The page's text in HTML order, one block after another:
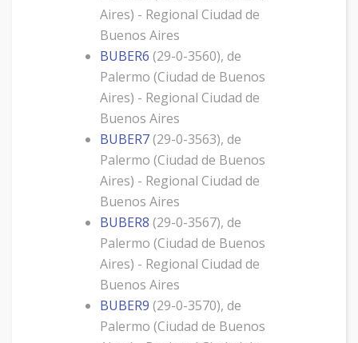
Aires) - Regional Ciudad de
Buenos Aires
BUBER6 (29-0-3560), de
Palermo (Ciudad de Buenos
Aires) - Regional Ciudad de
Buenos Aires
BUBER7(29-0-3563), de
Palermo (Ciudad de Buenos
Aires) - Regional Ciudad de
Buenos Aires
BUBER8 (29-0-3567), de
Palermo (Ciudad de Buenos
Aires) - Regional Ciudad de
Buenos Aires
BUBER9 (29-0-3570), de
Palermo (Ciudad de Buenos